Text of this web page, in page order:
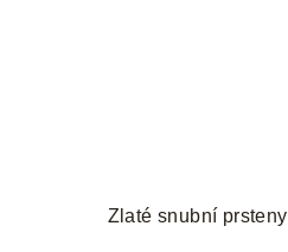
Zlaté snubní prsteny